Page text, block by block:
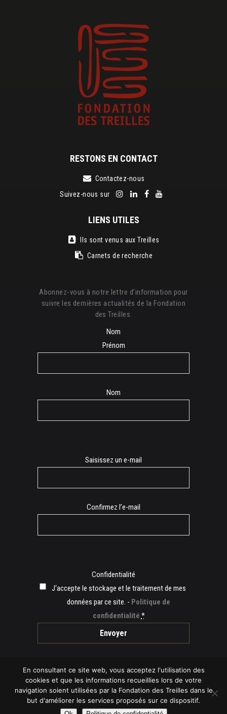
RESTONS EN CONTACT
Contactez-nous
Suivez-nous sur
LIENS UTILES
Ils sont venus aux Treilles
Carnets de recherche
Abonnez-vous à notre lettre d'information pour
suivre les dernières actualités de la Fondation
des Treilles.
Nom
Prénom
Nom
Saisissez un e-mail
Confirmez l’e-mail
Confidentialité
J‘accepte le stockage et le traitement de mes
données par ce site. - Politique de
confidentialité *
© 2019 Fondation des Treilles - Mentions légales
-Politique de cookies-Politique de
En consultant ce site web, vous acceptez l'utilisation des
cookies et que les informations recueillies lors de votre
navigation soient utilisées par la Fondation des Treilles dans le
but d'améliorer les services proposés sur ce dispositif.